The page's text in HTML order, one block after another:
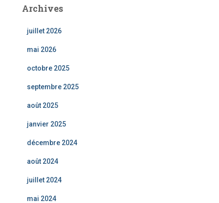
Archives
juillet 2026
mai 2026
octobre 2025
septembre 2025
août 2025
janvier 2025
décembre 2024
août 2024
juillet 2024
mai 2024